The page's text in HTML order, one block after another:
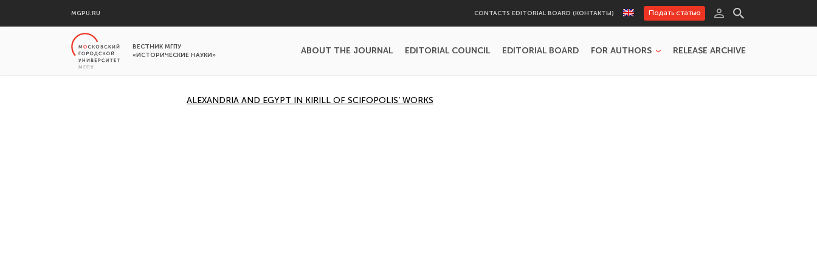
MGPU.RU CONTACTS EDITORIAL BOARD (КОНТАКТЫ) Подать статью
ВЕСТНИК МГПУ
«ИСТОРИЧЕСКИЕ НАУКИ»
ABOUT THE JOURNAL EDITORIAL COUNCIL EDITORIAL BOARD FOR AUTHORS RELEASE ARCHIVE
ALEXANDRIA AND EGYPT IN KIRILL OF SCIFOPOLIS’ WORKS